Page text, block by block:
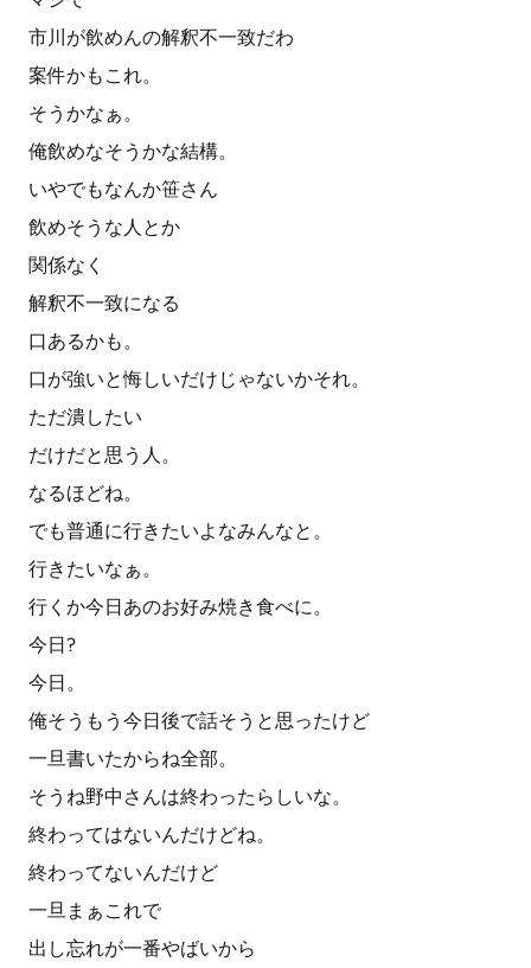
市川が飲めんの解釈不一致だわ
案件かもこれ。
そうかなぁ。
俺飲めなそうかな結構。
いやでもなんか笹さん
飲めそうな人とか
関係なく
解釈不一致になる
口あるかも。
口が強いと悔しいだけじゃないかそれ。
ただ潰したい
だけだと思う人。
なるほどね。
でも普通に行きたいよなみんなと。
行きたいなぁ。
行くか今日あのお好み焼き食べに。
今日?
今日。
俺そうもう今日後で話そうと思ったけど
一旦書いたからね全部。
そうね野中さんは終わったらしいな。
終わってはないんだけどね。
終わってないんだけど
一旦まぁこれで
出し忘れが一番やばいから